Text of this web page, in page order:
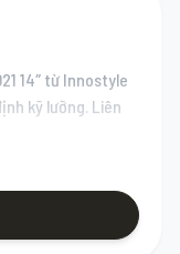
14″ từ Innostyle
kỹ lưỡng. Liên